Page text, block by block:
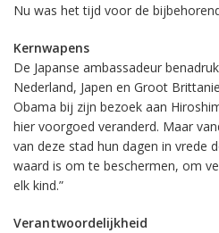
Nu was het tijd voor de
Kernwapens
De Japanse ambassadeur
Nederland, Japen en Groot
Obama bij zijn bezoek aan
hier voorgoed veranderd. Maar
van deze stad hun dagen in vrede
waard is om te beschermen, om
elk kind.”
Verantwoordelijkheid